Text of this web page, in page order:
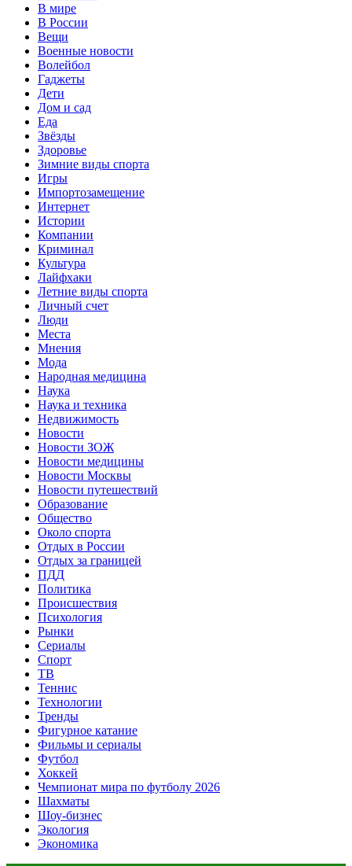
В мире
В России
Вещи
Военные новости
Волейбол
Гаджеты
Дети
Дом и сад
Еда
Звёзды
Здоровье
Зимние виды спорта
Игры
Импортозамещение
Интернет
Истории
Компании
Криминал
Культура
Лайфхаки
Летние виды спорта
Личный счет
Люди
Места
Мнения
Мода
Народная медицина
Наука
Наука и техника
Недвижимость
Новости
Новости ЗОЖ
Новости медицины
Новости Москвы
Новости путешествий
Образование
Общество
Около спорта
Отдых в России
Отдых за границей
ПДД
Политика
Происшествия
Психология
Рынки
Сериалы
Спорт
ТВ
Теннис
Технологии
Тренды
Фигурное катание
Фильмы и сериалы
Футбол
Хоккей
Чемпионат мира по футболу 2026
Шахматы
Шоу-бизнес
Экология
Экономика